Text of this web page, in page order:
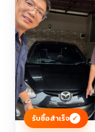
รับซื้อสำเร็จ ✓